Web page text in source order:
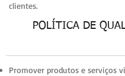
clientes.
POLÍTICA DE
Promover produtos e serviços